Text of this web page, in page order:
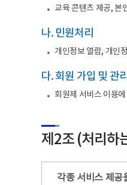
교육 콘텐츠 제공, 본
나. 민원처리
개인정보 열람, 개인
다. 회원 가입 및 관리
회원제 서비스 이용
제2조 (처리하
각종 서비스 제공